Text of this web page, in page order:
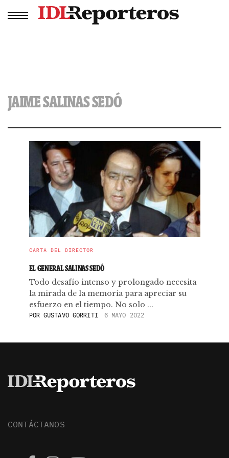
JAIME SALINAS SEDÓ
CARTA DEL DIRECTOR
EL GENERAL SALINAS SEDÓ
Todo desafío intenso y prolongado necesita
la mirada de la memoria para apreciar su
esfuerzo en el tiempo. No solo ...
POR GUSTAVO GORRITI 6 MAYO 2022
CONTÁCTANOS